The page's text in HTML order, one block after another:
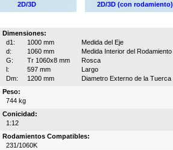
2D/3D
2D/3D (con rodamiento)
Dimensiones:
d1:
1000 mm
Medida del Eje
d:
1060 mm
Medida Interior del Rodamiento
G:
Tr 1060x8 mm
Rosca
l:
597 mm
Largo
Dm:
1200 mm
Diametro Externo de la Tuerca
Peso:
744 kg
Conicidad:
1:12
Rodamientos Compatibles:
231/1060K